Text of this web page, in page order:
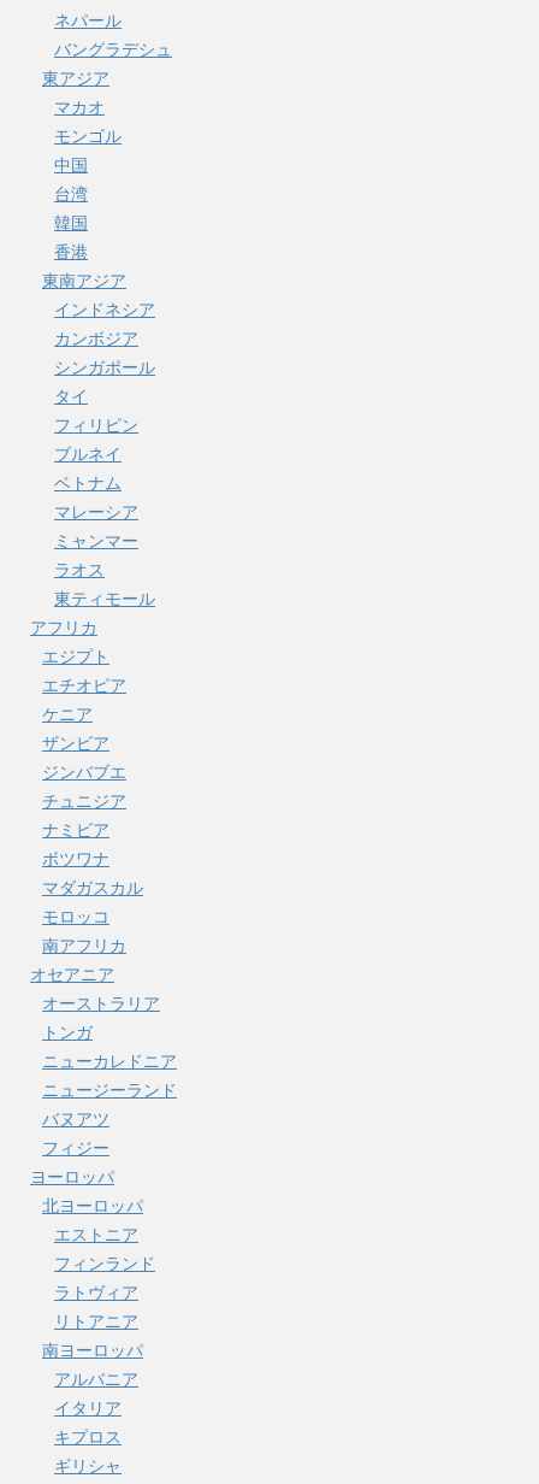
ネパール
バングラデシュ
東アジア
マカオ
モンゴル
中国
台湾
韓国
香港
東南アジア
インドネシア
カンボジア
シンガポール
タイ
フィリピン
ブルネイ
ベトナム
マレーシア
ミャンマー
ラオス
東ティモール
アフリカ
エジプト
エチオピア
ケニア
ザンビア
ジンバブエ
チュニジア
ナミビア
ボツワナ
マダガスカル
モロッコ
南アフリカ
オセアニア
オーストラリア
トンガ
ニューカレドニア
ニュージーランド
バヌアツ
フィジー
ヨーロッパ
北ヨーロッパ
エストニア
フィンランド
ラトヴィア
リトアニア
南ヨーロッパ
アルバニア
イタリア
キプロス
ギリシャ